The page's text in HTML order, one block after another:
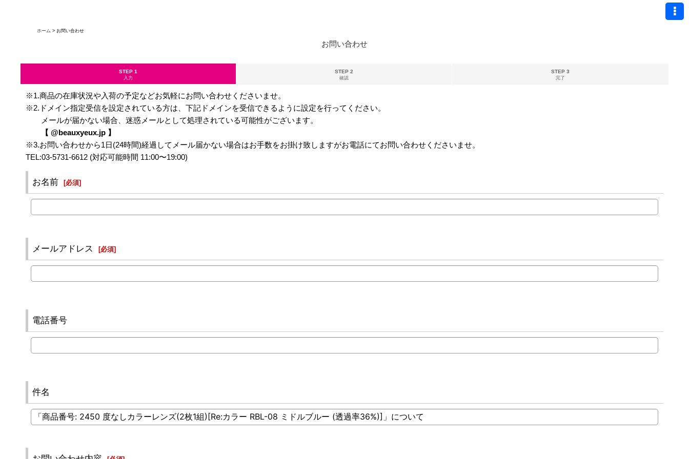
ホーム > お問い合わせ
お問い合わせ
STEP 1
入力
STEP 2
確認
STEP 3
完了
※1.商品の在庫状況や入荷の予定などお気軽にお問い合わせくださいませ。
※2.ドメイン指定受信を設定されている方は、下記ドメインを受信できるように設定を行ってください。
メールが届かない場合、迷惑メールとして処理されている可能性がございます。
【 @beauxyeux.jp 】
※3.お問い合わせから1日(24時間)経過してメール届かない場合はお手数をお掛け致しますがお電話にてお問い合わせくださいませ。
TEL:03-5731-6612 (対応可能時間 11:00〜19:00)
お名前 [必須]
メールアドレス [必須]
電話番号
件名